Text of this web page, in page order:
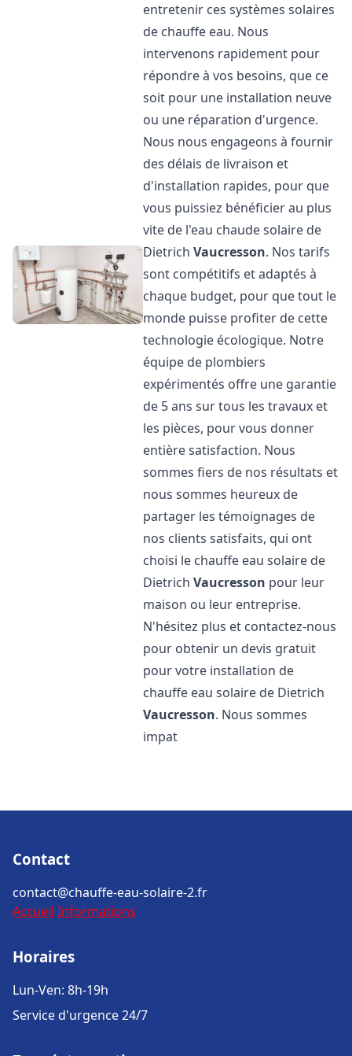
entretenir ces systèmes solaires
de chauffe eau. Nous
intervenons rapidement pour
répondre à vos besoins, que ce
soit pour une installation neuve
ou une réparation d'urgence.
Nous nous engageons à fournir
des délais de livraison et
d'installation rapides, pour que
vous puissiez bénéficier au plus
vite de l'eau chaude solaire de
DietrichVaucresson. Nos tarifs
sont compétitifs et adaptés à
chaque budget, pour que tout le
monde puisse profiter de cette
technologie écologique. Notre
équipe de plombiers
expérimentés offre une garantie
de 5 ans sur tous les travaux et
les pièces, pour vous donner
entière satisfaction. Nous
sommes fiers de nos résultats et
nous sommes heureux de
partager les témoignages de
nos clients satisfaits, qui ont
choisi le chauffe eau solaire de
DietrichVaucresson pour leur
maison ou leur entreprise.
N'hésitez plus et contactez-nous
pour obtenir un devis gratuit
pour votre installation de
chauffe eau solaire de Dietrich
Vaucresson. Nous sommes
impat
Contact
contact@chauffe-eau-solaire-2.fr
Accueil Informations
Horaires
Lun-Ven: 8h-19h
Service d'urgence 24/7